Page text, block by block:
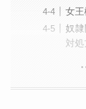
女
奴
対